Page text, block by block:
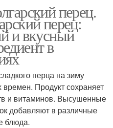
перец.
перец:
и вкусный
в
перца на зиму
Продукт сохраняет
и витаминов. Высушенные
добавляют в различные
блюда.